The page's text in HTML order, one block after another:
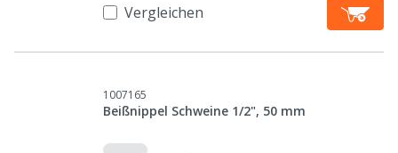
Vergleichen
1007165
Beißnippel Schweine 1/2", 50 mm